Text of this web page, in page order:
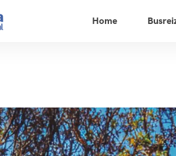
Home